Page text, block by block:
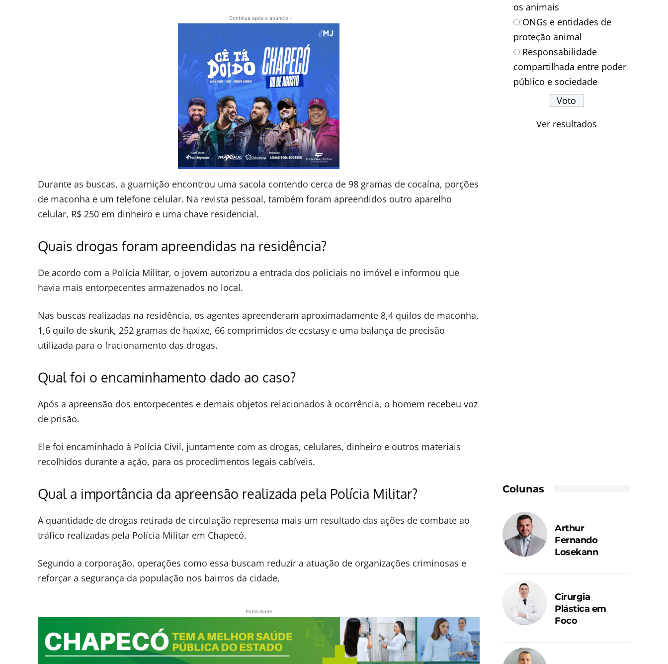
- Continua após o anúncio -
Durante as buscas, a guarnição encontrou uma sacola contendo cerca de 98 gramas de cocaína, porções
de maconha e um telefone celular. Na revista pessoal, também foram apreendidos outro aparelho
celular, R$ 250 em dinheiro e uma chave residencial.
Quais drogas foram apreendidas na residência?
De acordo com a Polícia Militar, o jovem autorizou a entrada dos policiais no imóvel e informou que
havia mais entorpecentes armazenados no local.
Nas buscas realizadas na residência, os agentes apreenderam aproximadamente 8,4 quilos de maconha,
1,6 quilo de skunk, 252 gramas de haxixe, 66 comprimidos de ecstasy e uma balança de precisão
utilizada para o fracionamento das drogas.
Qual foi o encaminhamento dado ao caso?
Após a apreensão dos entorpecentes e demais objetos relacionados à ocorrência, o homem recebeu voz
de prisão.
Ele foi encaminhado à Polícia Civil, juntamente com as drogas, celulares, dinheiro e outros materiais
recolhidos durante a ação, para os procedimentos legais cabíveis.
Qual a importância da apreensão realizada pela Polícia Militar?
A quantidade de drogas retirada de circulação representa mais um resultado das ações de combate ao
tráfico realizadas pela Polícia Militar em Chapecó.
Segundo a corporação, operações como essa buscam reduzir a atuação de organizações criminosas e
reforçar a segurança da população nos bairros da cidade.
Publicidade
os animais
ONGs e entidades de
proteção animal
Responsabilidade
compartilhada entre poder
público e sociedade
Ver resultados
Colunas
Arthur
Fernando
Losekann
Cirurgia
Plástica em
Foco